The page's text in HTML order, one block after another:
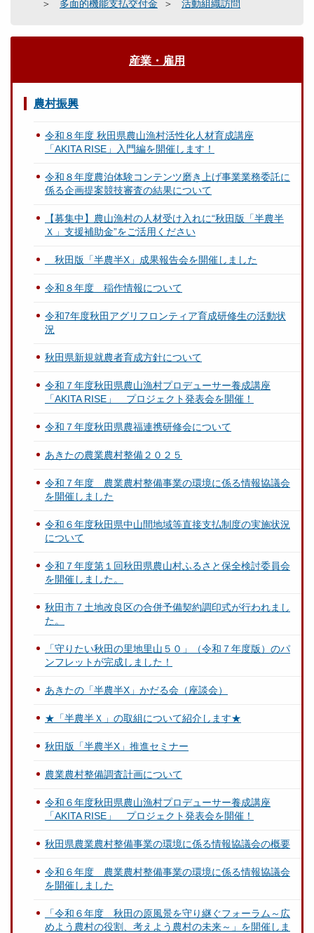
多面的機能支払交付金 活動組織訪問
産業・雇用
農村振興
令和８年度 秋田県農山漁村活性化人材育成講座
「AKITA RISE」入門編を開催します！
令和８年度農泊体験コンテンツ磨き上げ事業業務委託に
係る企画提案競技審査の結果について
【募集中】農山漁村の人材受け入れに“秋田版「半農半
Ｘ」支援補助金”をご活用ください
秋田版「半農半X」成果報告会を開催しました
令和８年度 稲作情報について
令和7年度秋田アグリフロンティア育成研修生の活動状
況
秋田県新規就農者育成方針について
令和７年度秋田県農山漁村プロデューサー養成講座
「AKITA RISE」 プロジェクト発表会を開催！
令和７年度秋田県農福連携研修会について
あきたの農業農村整備２０２５
令和７年度 農業農村整備事業の環境に係る情報協議会
を開催しました
令和６年度秋田県中山間地域等直接支払制度の実施状況
について
令和７年度第１回秋田県農山村ふるさと保全検討委員会
を開催しました。
秋田市７土地改良区の合併予備契約調印式が行われまし
た。
「守りたい秋田の里地里山５０」（令和７年度版）のパ
ンフレットが完成しました！
あきたの「半農半X」かだる会（座談会）
★「半農半Ｘ」の取組について紹介します★
秋田版「半農半X」推進セミナー
農業農村整備調査計画について
令和６年度秋田県農山漁村プロデューサー養成講座
「AKITA RISE」 プロジェクト発表会を開催！
秋田県農業農村整備事業の環境に係る情報協議会の概要
令和６年度 農業農村整備事業の環境に係る情報協議会
を開催しました
「令和６年度 秋田の原風景を守り継ぐフォーラム～広
めよう農村の役割、考えよう農村の未来～」を開催しま